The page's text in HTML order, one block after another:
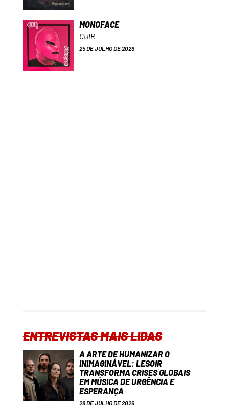
MONOFACE
CUIR
25 DE JULHO DE 2026
ENTREVISTAS MAIS LIDAS
A ARTE DE HUMANIZAR O
INIMAGINÁVEL: LESOIR
TRANSFORMA CRISES GLOBAIS
EM MÚSICA DE URGÊNCIA E
ESPERANÇA
28 DE JULHO DE 2026